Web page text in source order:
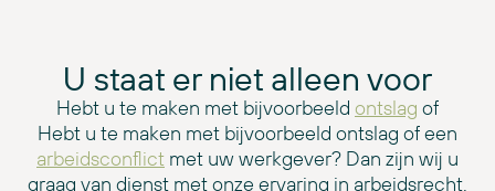
U staat er niet alleen voor
Hebt u te maken met bijvoorbeeld ontslag of
Hebt u te maken met bijvoorbeeld ontslag of een
arbeidsconflict met uw werkgever? Dan zijn wij u
graag van dienst met onze ervaring in arbeidsrecht.